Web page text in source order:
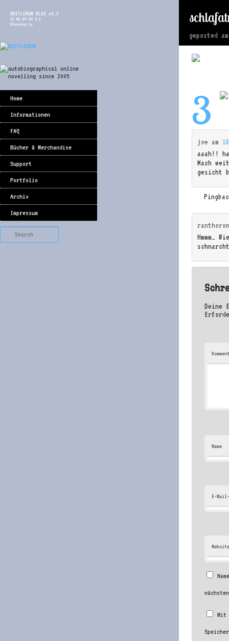
BEETLEBUM BLOG v3.0
CC NC-BY-SA 3.0
Standing by
Home
Informationen
FAQ
Bücher & Merchandise
Support
Portfolio
Archiv
Impressum
geposted
3
joe am
aaah!!
Mach
gesicht
ranthoron
Hmmm…
Deine
Name
E-
Mit